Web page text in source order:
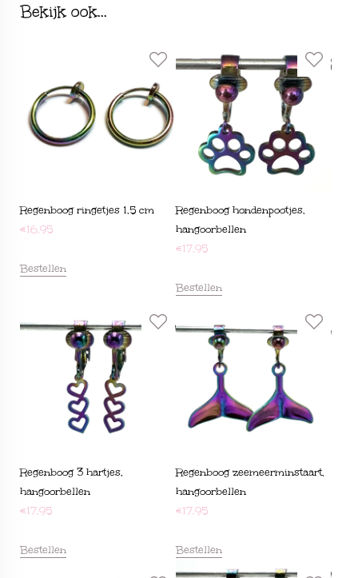
Bekijk ook...
Regenboog ringetjes 1,5 cm
€16,95
Bestellen
Regenboog hondenpootjes,
hangoorbellen
€17,95
Bestellen
Regenboog 3 hartjes,
hangoorbellen
€17,95
Bestellen
Regenboog zeemeerminstaart,
hangoorbellen
€17,95
Bestellen